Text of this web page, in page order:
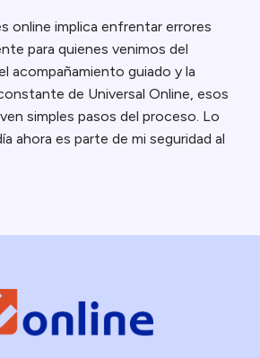
online implica enfrentar errores
para quienes venimos del
acompañamiento guiado y la
de Universal Online, esos
simples pasos del proceso. Lo
ahora es parte de mi seguridad al